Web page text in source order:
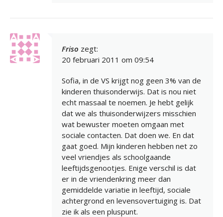
Friso zegt:
20 februari 2011 om 09:54
Sofia, in de VS krijgt nog geen 3% van de
kinderen thuisonderwijs. Dat is nou niet
echt massaal te noemen. Je hebt gelijk
dat we als thuisonderwijzers misschien
wat bewuster moeten omgaan met
sociale contacten. Dat doen we. En dat
gaat goed. Mijn kinderen hebben net zo
veel vriendjes als schoolgaande
leeftijdsgenootjes. Enige verschil is dat
er in de vriendenkring meer dan
gemiddelde variatie in leeftijd, sociale
achtergrond en levensovertuiging is. Dat
zie ik als een pluspunt.